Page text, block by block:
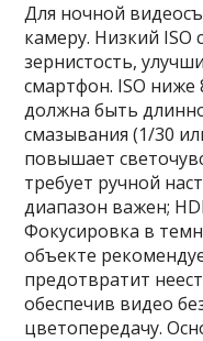
Для ночной
камеру. Низкий
зернистость,
смартфон. ISO
должна быть
смазывания (1/30
повышает
требует ручной
диапазон важен;
Фокусировка в
объекте
предотвратит
обеспечив видео
цветопередачу.